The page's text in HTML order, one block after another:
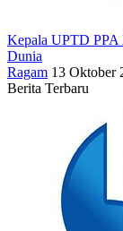
Kepala UPTD PPA
Dunia
Ragam 13 Oktober
Berita Terbaru